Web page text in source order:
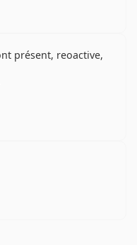
présent, reoactive,